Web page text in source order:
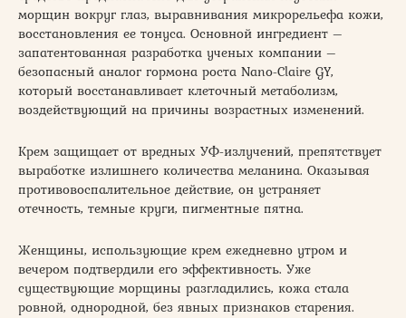
морщин вокруг глаз, выравнивания микрорельефа кожи,
восстановления ее тонуса. Основной ингредиент –
запатентованная разработка ученых компании –
безопасный аналог гормона роста Nano-Claire GY,
который восстанавливает клеточный метаболизм,
воздействующий на причины возрастных изменений.
Крем защищает от вредных УФ-излучений, препятствует
выработке излишнего количества меланина. Оказывая
противовоспалительное действие, он устраняет
отечность, темные круги, пигментные пятна.
Женщины, использующие крем ежедневно утром и
вечером подтвердили его эффективность. Уже
существующие морщины разгладились, кожа стала
ровной, однородной, без явных признаков старения.